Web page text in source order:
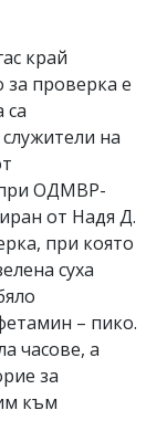
край
за проверка е
са
на
при ОДМВР-
от Надя Д.
при която
суха
– пико.
часове, а
за
към